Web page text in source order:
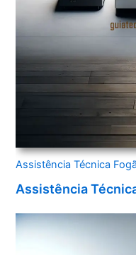
Assistência Técnica
Assistência